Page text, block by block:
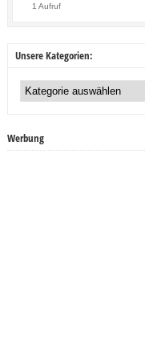
1 Aufruf
Unsere Kategorien:
Kategorien:
Werbung